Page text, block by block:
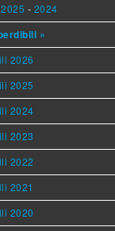
2025 - 2024
»
2026
2025
2024
2023
2022
2021
2020